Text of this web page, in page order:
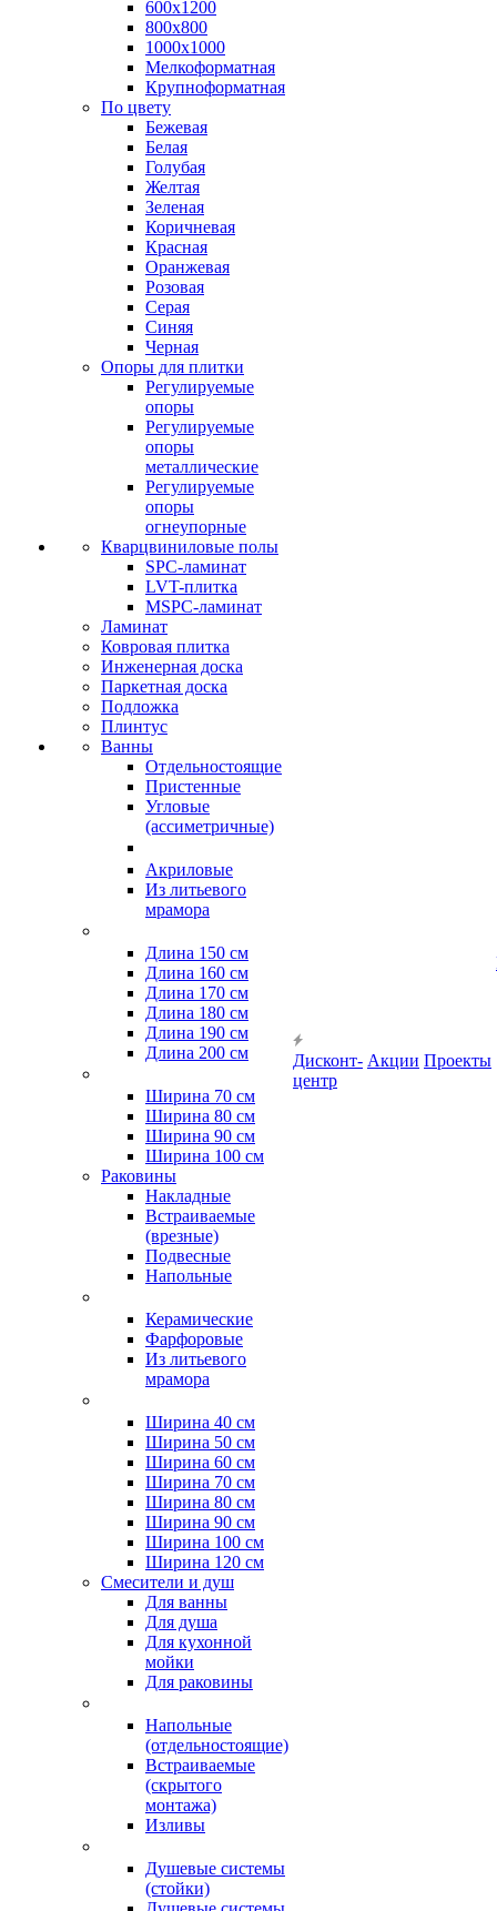
600х1200
800х800
1000х1000
Мелкоформатная
Крупноформатная
По цвету
Бежевая
Белая
Голубая
Желтая
Зеленая
Коричневая
Красная
Оранжевая
Розовая
Серая
Синяя
Черная
Опоры для плитки
Регулируемые
опоры
Регулируемые
опоры
металлические
Регулируемые
опоры
огнеупорные
Кварцвиниловые полы
SPC-ламинат
LVT-плитка
MSPC-ламинат
Ламинат
Ковровая плитка
Инженерная доска
Паркетная доска
Подложка
Плинтус
Ванны
Отдельностоящие
Пристенные
Угловые
(ассиметричные)
Акриловые
Из литьевого
мрамора
Длина 150 см
Длина 160 см
Длина 170 см
Длина 180 см
Длина 190 см
Длина 200 см
Ширина 70 см
Ширина 80 см
Ширина 90 см
Ширина 100 см
Раковины
Накладные
Встраиваемые
(врезные)
Подвесные
Напольные
Керамические
Фарфоровые
Из литьевого
мрамора
Ширина 40 см
Ширина 50 см
Ширина 60 см
Ширина 70 см
Ширина 80 см
Ширина 90 см
Ширина 100 см
Ширина 120 см
Смесители и душ
Для ванны
Для душа
Для кухонной
мойки
Для раковины
Напольные
(отдельностоящие)
Встраиваемые
(скрытого
монтажа)
Изливы
Душевые системы
(стойки)
Дисконт-
центр
Акции Проекты